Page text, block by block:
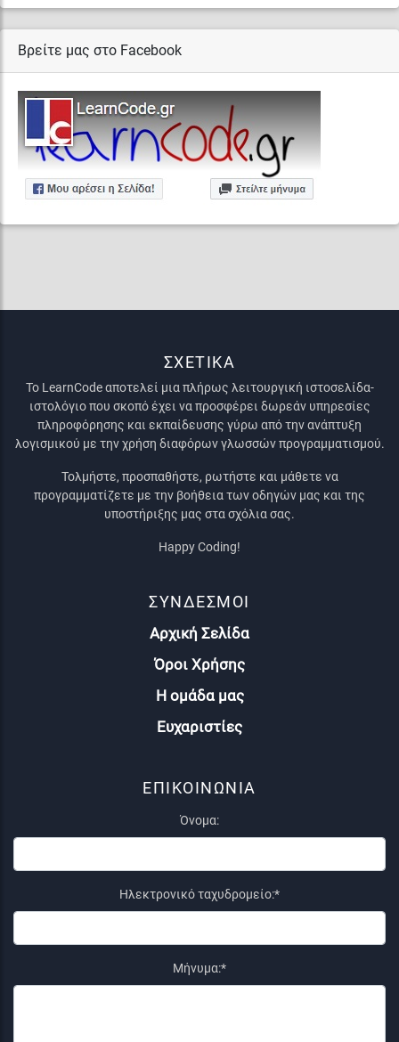
Βρείτε μας στο Facebook
ΣΧΕΤΙΚΑ
Το LearnCode αποτελεί μια πλήρως λειτουργική ιστοσελίδα-
ιστολόγιο που σκοπό έχει να προσφέρει δωρεάν υπηρεσίες
πληροφόρησης και εκπαίδευσης γύρω από την ανάπτυξη
λογισμικού με την χρήση διαφόρων γλωσσών προγραμματισμού.
Τολμήστε, προσπαθήστε, ρωτήστε και μάθετε να
προγραμματίζετε με την βοήθεια των οδηγών μας και της
υποστήριξης μας στα σχόλια σας.
Happy Coding!
ΣΥΝΔΕΣΜΟΙ
Αρχική Σελίδα
Όροι Χρήσης
Η ομάδα μας
Ευχαριστίες
ΕΠΙΚΟΙΝΩΝΙΑ
Όνομα:
Ηλεκτρονικό ταχυδρομείο:*
Μήνυμα:*